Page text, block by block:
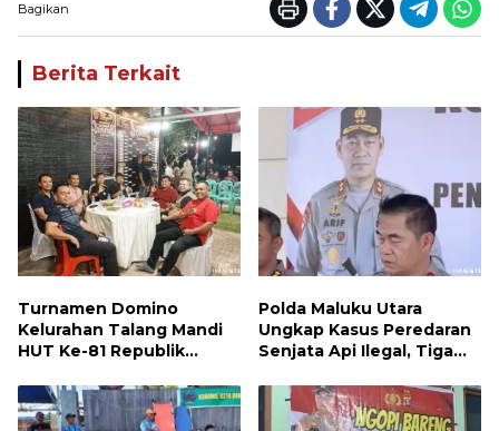
Bagikan
Berita Terkait
Turnamen Domino
Kelurahan Talang Mandi
HUT Ke-81 Republik
Polda Maluku Utara
Ungkap Kasus Peredaran
Senjata Api Ilegal, Tiga